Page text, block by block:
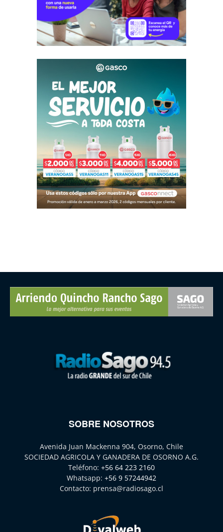
SOBRE NOSOTROS
Avenida Juan Mackenna 904, Osorno, Chile
SOCIEDAD AGRICOLA Y GANADERA DE OSORNO A.G.
Teléfono: +56 64 223 2160
Whatsapp: +56 9 57244942
Contacto: prensa@radiosago.cl